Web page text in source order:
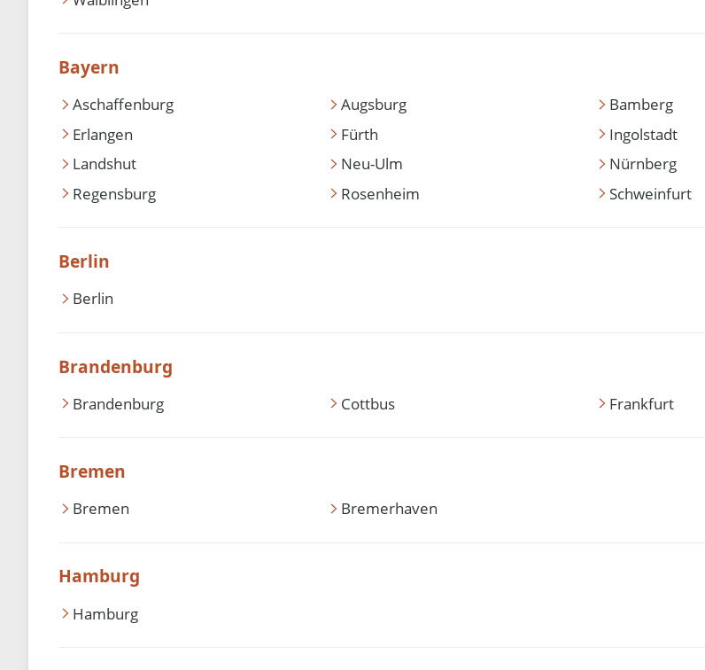
Bayern
Aschaffenburg Augsburg Bamberg
Erlangen
Fürth Ingolstadt
Landshut
Neu-Ulm Nürnberg
Regensburg
Rosenheim Schweinfurt
Berlin
Berlin
Brandenburg
Brandenburg Cottbus Frankfurt
Bremen
Bremen Bremerhaven
Hamburg
Hamburg